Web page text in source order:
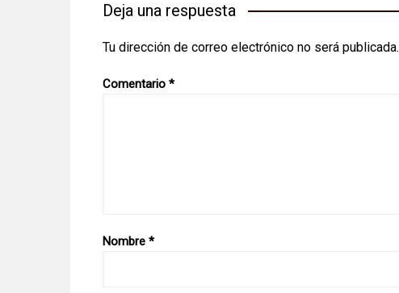
Deja una respuesta
Tu dirección de correo electrónico no será publicada.
Comentario *
Nombre *